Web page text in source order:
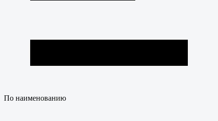
По наименованию